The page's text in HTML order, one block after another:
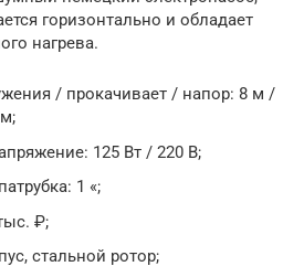
горизонтально и обладает
нагрева.
/ прокачивает / напор: 8 м /
125 Вт / 220 В;
1 «;
₽;
стальной ротор;